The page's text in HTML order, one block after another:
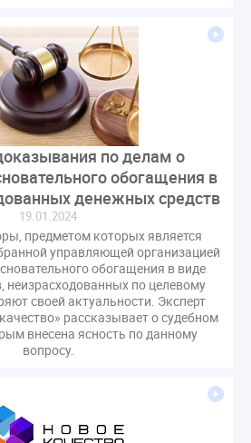
по делам о
обогащения в
денежных средств
19.01.2024
предметом которых является
управляющей организацией
обогащения в виде
неизрасходованных по целевому
своей актуальности. Эксперт
рассказывает о судебном
внесена ясность по данному
вопросу.